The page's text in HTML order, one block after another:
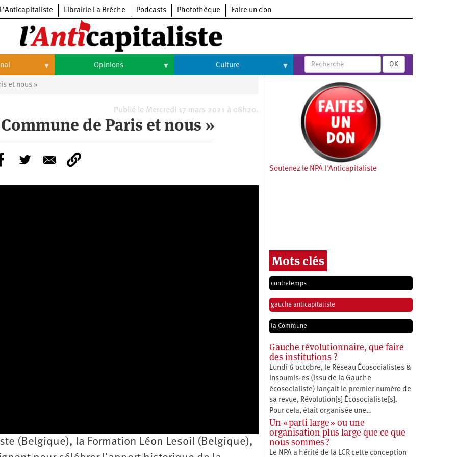
L’Anticapitaliste Librairie La Brèche Podcasts Photothèque Faire un don
Opinions Culture
Arts
Cinéma
OK
et nous »
Publié le Mercredi 17 mars 2021 à 08h20.
de Paris et nous »
(Belgique), la Formation Léon Lesoil (Belgique),
Soutenez le NPA l'Anticapitaliste
Mots clés
contretemps
gauche anticapitaliste
la Commune
Gauche révolutionnaire, que faire
des institutions ?
Lundi 6 octobre, le Réseau Écosocialistes &
Insoumis·es (issu de la Gauche
écosocialiste) lançait le premier numéro de
sa revue, Révolution[s] Écosocialiste[s].
Pour cela, était organisée une…
Un « parti large » ou une
organisation plus large que ce que
nous sommes ?
Le NPA a hérité de la LCR cette conception